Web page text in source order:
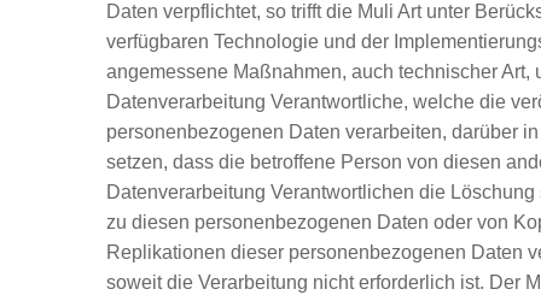
Daten verpflichtet, so trifft die Muli Art unter
verfügbaren Technologie und der
angemessene Maßnahmen, auch technischer Art,
Datenverarbeitung Verantwortliche, welche die
personenbezogenen Daten verarbeiten, darüber
setzen, dass die betroffene Person von diesen
Datenverarbeitung Verantwortlichen die
zu diesen personenbezogenen Daten oder von
Replikationen dieser personenbezogenen Daten
soweit die Verarbeitung nicht erforderlich ist. Der